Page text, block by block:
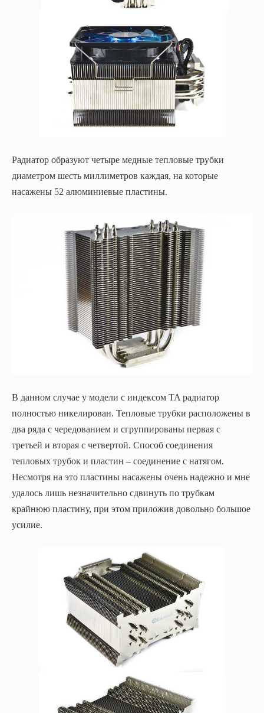
Радиатор образуют четыре медные тепловые трубки
диаметром шесть миллиметров каждая, на которые
насажены 52 алюминиевые пластины.
В данном случае у модели с индексом TA радиатор
полностью никелирован. Тепловые трубки расположены в
два ряда с чередованием и сгруппированы первая с
третьей и вторая с четвертой. Способ соединения
тепловых трубок и пластин – соединение с натягом.
Несмотря на это пластины насажены очень надежно и мне
удалось лишь незначительно сдвинуть по трубкам
крайнюю пластину, при этом приложив довольно большое
усилие.